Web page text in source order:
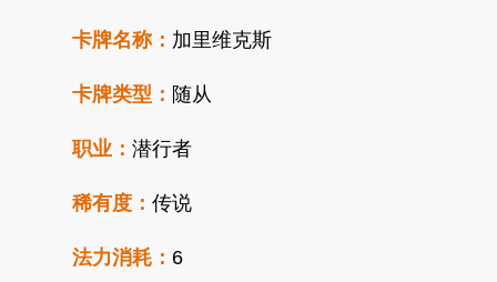
卡牌名称： 加里维克斯
卡牌类型： 随从
职业： 潜行者
稀有度： 传说
法力消耗： 6